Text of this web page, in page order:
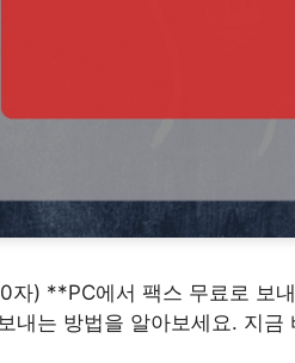
) **PC에서 팩스 무료로 보
내는 방법을 알아보세요. 지금